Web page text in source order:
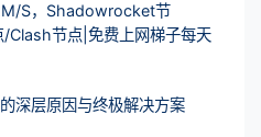
S，Shadowrocket节
节点|免费上网梯子每天
深层原因与终极解决方案